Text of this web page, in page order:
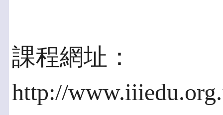
課程網址：
http://